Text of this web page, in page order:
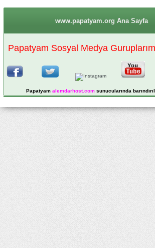
www.papatyam.org Ana Sayfa
Papatyam Sosyal Medya
Papatyam alemdarhost.comsunucularında